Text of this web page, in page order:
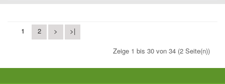
1 2 > >|
Zeige 1 bis 30 von 34 (2 Seite(n))